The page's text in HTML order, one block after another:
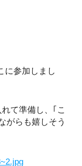
に参加しまし
て準備し、｢こ
がらも嬉しそう